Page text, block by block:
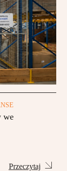
we
Przeczytaj